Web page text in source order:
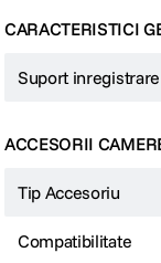
CARACTERISTICI
Suport inregistrare
ACCESORII
Tip Accesoriu
Compatibilitate